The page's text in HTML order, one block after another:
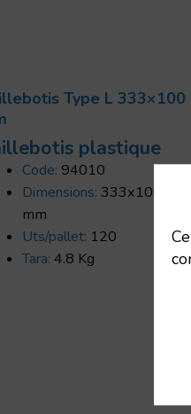
Type L 333×100
plastique
Code: 94010
Dimensions: 333x100x18
mm
Uts/pallet: 120
Tara: 4.8 Kg